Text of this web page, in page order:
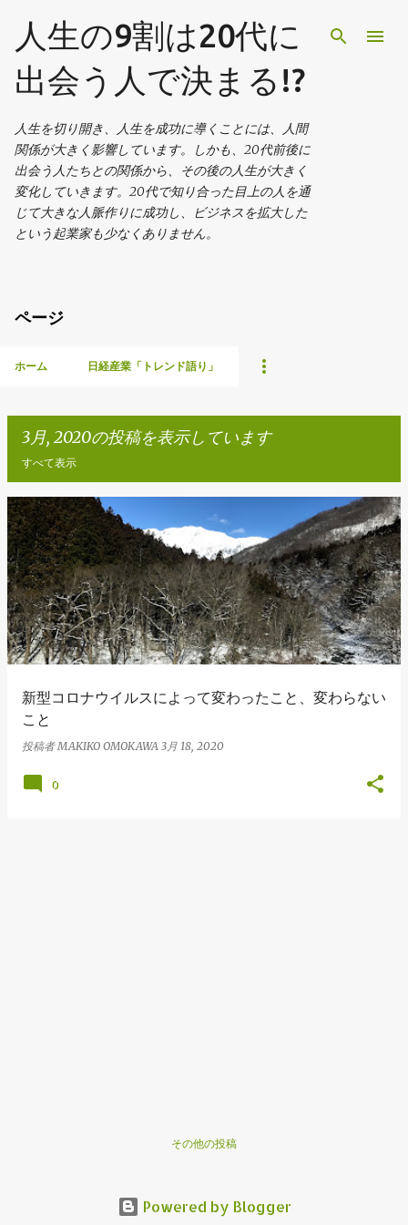
スキップしてメイン コンテンツに移動
人生の9割は20代に
出会う人で決まる!?
人生を切り開き、人生を成功に導くことには、人間
関係が大きく影響しています。しかも、20代前後に
出会う人たちとの関係から、その後の人生が大きく
変化していきます。20代で知り合った目上の人を通
じて大きな人脈作りに成功し、ビジネスを拡大した
という起業家も少なくありません。
ページ
ホーム 日経産業「トレンド語り」
3月, 2020の投稿を表示しています
すべて表示
投
稿
新型コロナウイルスによって変わったこと、変わらない
こと
投稿者MAKIKO OMOKAWA 3月 18, 2020
0
その他の投稿
Powered by Blogger